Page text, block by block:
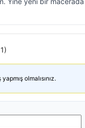
olmalısınız.